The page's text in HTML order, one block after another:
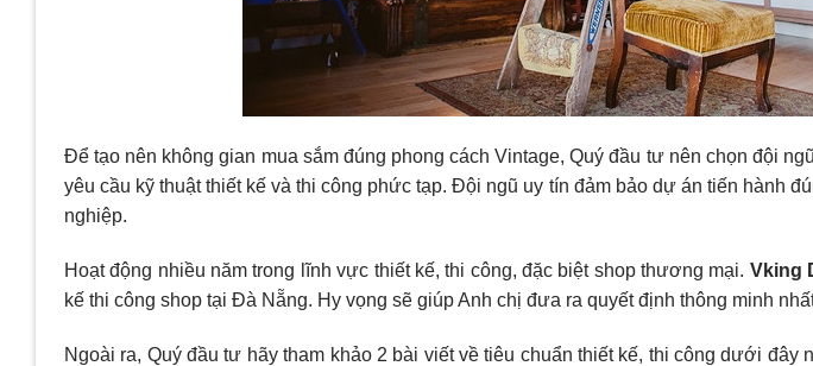
Để tạo nên không gian mua sắm đúng phong cách Vintage, Quý đầu tư nên chọn đội
yêu cầu kỹ thuật thiết kế và thi công phức tạp. Đội ngũ uy tín đảm bảo dự án tiến hành
nghiệp.
Hoạt động nhiều năm trong lĩnh vực thiết kế, thi công, đặc biệt shop thương mại. Vking
kế thi công shop tại Đà Nẵng. Hy vọng sẽ giúp Anh chị đưa ra quyết định thông minh
Ngoài ra, Quý đầu tư hãy tham khảo 2 bài viết về tiêu chuẩn thiết kế, thi công dưới đây